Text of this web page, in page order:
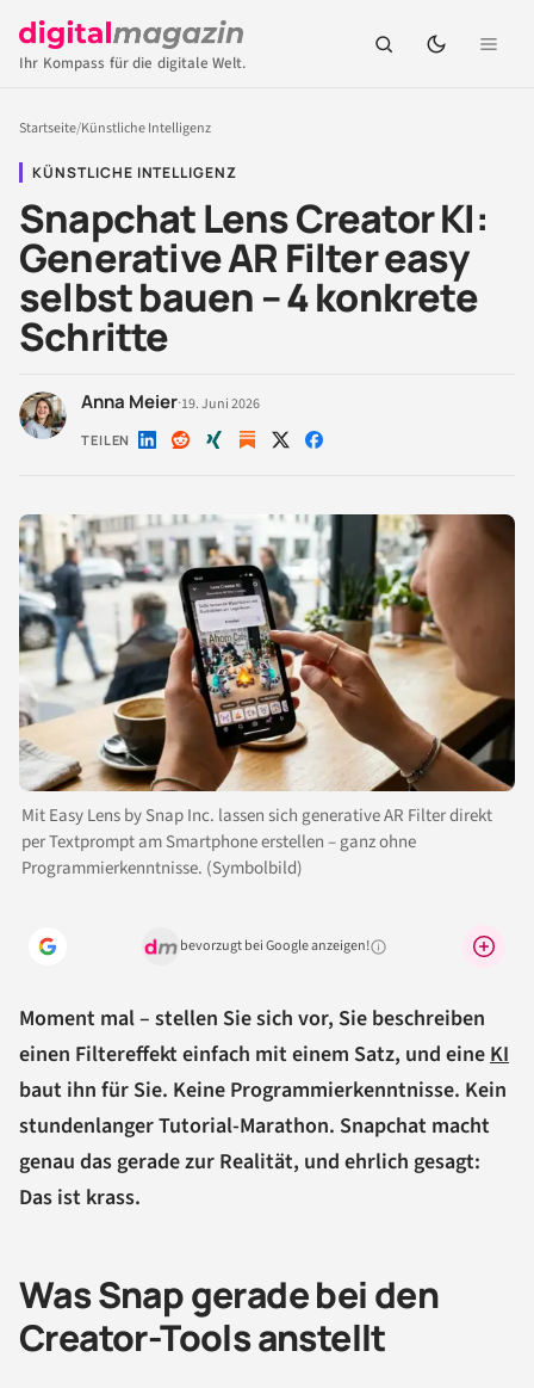
Ihr Kompass für die digitale Welt.
Startseite/Künstliche Intelligenz
KÜNSTLICHE INTELLIGENZ
Snapchat Lens Creator KI:
Generative AR Filter easy
selbst bauen – 4 konkrete
Schritte
Anna Meier·19. Juni 2026
TEILEN Auf Auf Auf Auf Auf
Mit Easy Lens by Snap Inc. lassen sich generative AR Filter direkt
per Textprompt am Smartphone erstellen – ganz ohne
Programmierkenntnisse. (Symbolbild)
bevorzugt bei Google anzeigen!Warum lohnt sich das?
Moment mal – stellen Sie sich vor, Sie beschreiben
einen Filtereffekt einfach mit einem Satz, und eineKI
baut ihn für Sie. Keine Programmierkenntnisse. Kein
stundenlanger Tutorial-Marathon. Snapchat macht
genau das gerade zur Realität, und ehrlich gesagt:
Das ist krass.
Was Snap gerade bei den
Creator-Tools anstellt